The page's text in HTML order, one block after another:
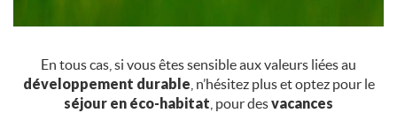
En tous cas, si vous êtes sensible aux valeurs liées au
développement durable , n’hésitez plus et optez pour le
séjour en éco-habitat , pour desvacances